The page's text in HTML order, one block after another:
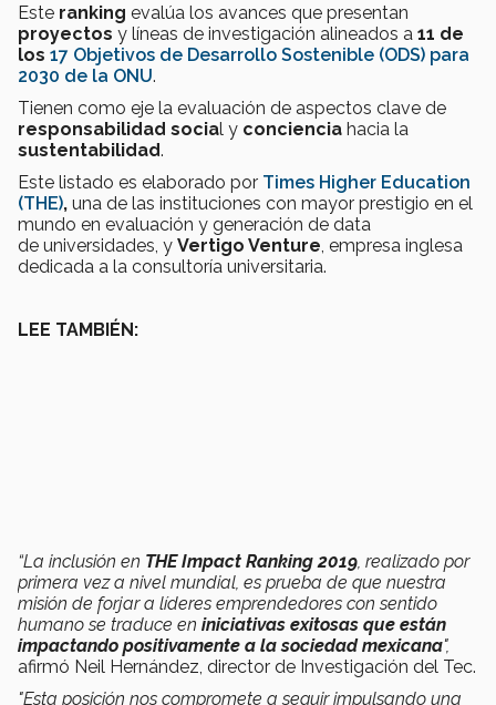
Este ranking evalúa los avances que presentan
proyectos y líneas de investigación alineados a 11 de
los 17 Objetivos de Desarrollo Sostenible (ODS) para
2030 de la ONU.
Tienen como eje la evaluación de aspectos clave de
responsabilidad social y conciencia hacia la
sustentabilidad.
Este listado es elaborado por Times Higher Education
(THE), una de las instituciones con mayor prestigio en el
mundo en evaluación y generación de data
de universidades, y Vertigo Venture , empresa inglesa
dedicada a la consultoría universitaria.
LEE TAMBIÉN:
“La inclusión en THE Impact Ranking 2019 , realizado por
primera vez a nivel mundial, es prueba de que nuestra
misión de forjar a líderes emprendedores con sentido
humano se traduce en iniciativas exitosas que están
impactando positivamente a la sociedad mexicana",
afirmó Neil Hernández, director de Investigación del Tec.
"Esta posición nos compromete a seguir impulsando una